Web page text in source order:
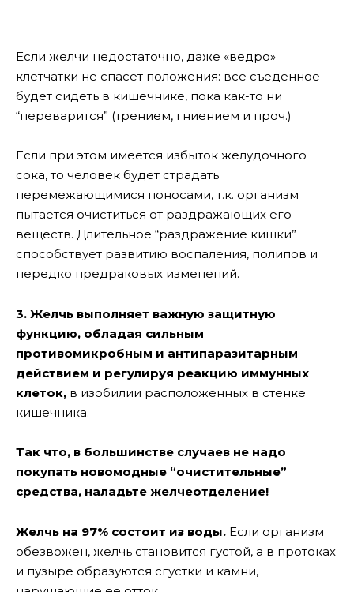
Если желчи недостаточно, даже «ведро»
клетчатки не спасет положения: все съеденное
будет сидеть в кишечнике, пока как-то ни
“переварится” (трением, гниением и проч.)
Если при этом имеется избыток желудочного
сока, то человек будет страдать
перемежающимися поносами, т.к. организм
пытается очиститься от раздражающих его
веществ. Длительное “раздражение кишки”
способствует развитию воспаления, полипов и
нередко предраковых изменений.
3. Желчь выполняет важную защитную
функцию, обладая сильным
противомикробным и антипаразитарным
действием и регулируя реакцию иммунных
клеток, в изобилии расположенных в стенке
кишечника.
Так что, в большинстве случаев не надо
покупать новомодные “очистительные”
средства, наладьте желчеотделение!
Желчь на 97% состоит из воды. Если организм
обезвожен, желчь становится густой, а в протоках
и пузыре образуются сгустки и камни,